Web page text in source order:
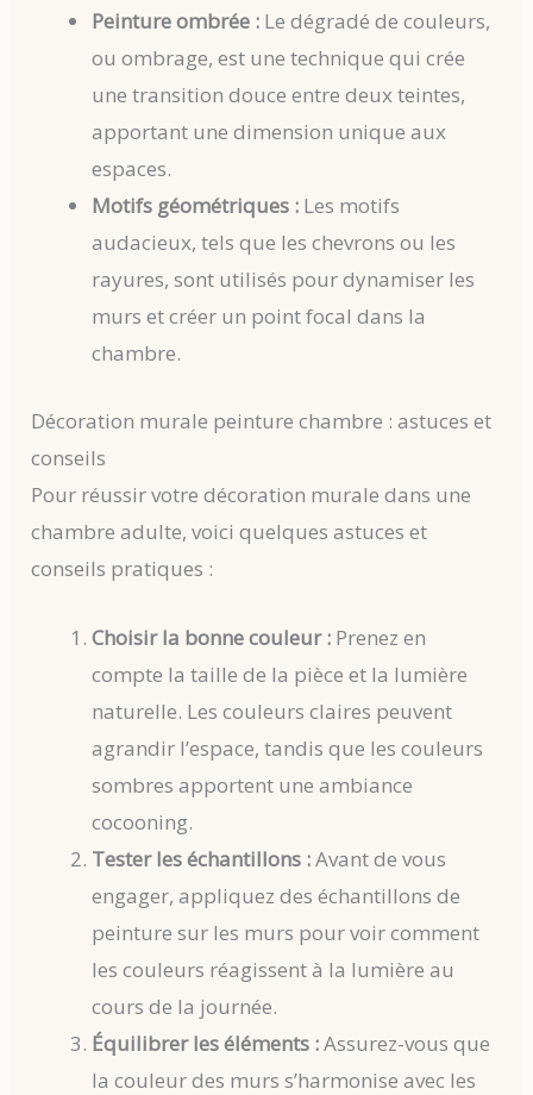
Peinture ombrée : Le dégradé de couleurs,
ou ombrage, est une technique qui crée
une transition douce entre deux teintes,
apportant une dimension unique aux
espaces.
Motifs géométriques : Les motifs
audacieux, tels que les chevrons ou les
rayures, sont utilisés pour dynamiser les
murs et créer un point focal dans la
chambre.
Décoration murale peinture chambre : astuces et
conseils
Pour réussir votre décoration murale dans une
chambre adulte, voici quelques astuces et
conseils pratiques :
Choisir la bonne couleur : Prenez en
compte la taille de la pièce et la lumière
naturelle. Les couleurs claires peuvent
agrandir l’espace, tandis que les couleurs
sombres apportent une ambiance
cocooning.
Tester les échantillons :Avant de vous
engager, appliquez des échantillons de
peinture sur les murs pour voir comment
les couleurs réagissent à la lumière au
cours de la journée.
Équilibrer les éléments :Assurez-vous que
la couleur des murs s’harmonise avec les